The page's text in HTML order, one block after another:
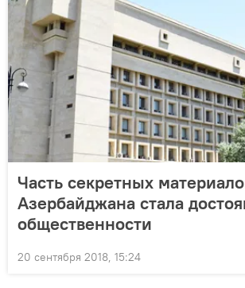
Часть секретных
Азербайджана стала
общественности
20 сентября 2018, 15:24